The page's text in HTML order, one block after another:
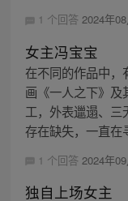
1 个回答 2024年
女主冯宝宝
在不同的作品中，
画《一人之下》
工，外表邋遢、
存在缺失，一直在
1 个回答 2024年
独自上场女主